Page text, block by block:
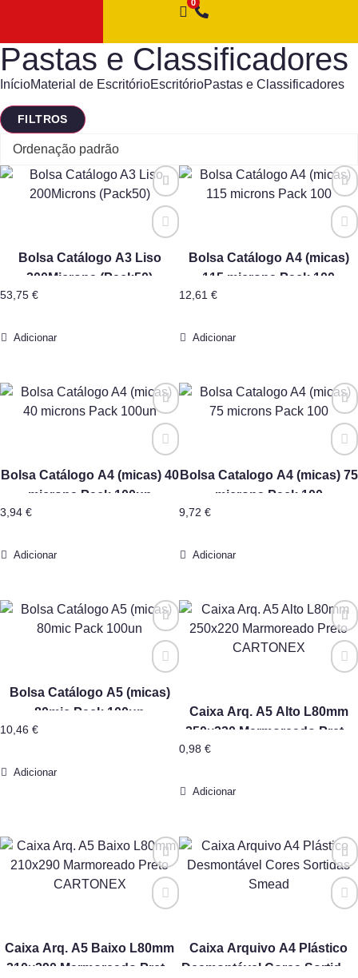
Pastas e Classificadores
InícioMaterial de EscritórioEscritórioPastas e Classificadores
FILTROS
Bolsa Catálogo A3 Liso
200Microns (Pack50)
53,75 €
Adicionar
Bolsa Catálogo A4 (micas)
115 microns Pack 100
12,61 €
Adicionar
Bolsa Catálogo A4 (micas) 40
microns Pack 100un
3,94 €
Adicionar
Bolsa Catalogo A4 (micas) 75
microns Pack 100
9,72 €
Adicionar
Bolsa Catálogo A5 (micas)
80mic Pack 100un
10,46 €
Adicionar
Caixa Arq. A5 Alto L80mm
250×220 Marmoreado Preto
0,98 €
Adicionar
Caixa Arq. A5 Baixo L80mm
210×290 Marmoreado Preto
Caixa Arquivo A4 Plástico
Desmontável Cores Sortidas